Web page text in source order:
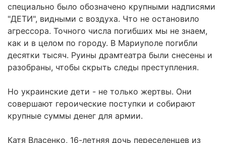
специально было обозначено крупными надписями
"ДЕТИ", видными с воздуха. Что не остановило
агрессора. Точного числа погибших мы не знаем,
как и в целом по городу. В Мариуполе погибли
десятки тысяч. Руины драмтеатра были снесены и
разобраны, чтобы скрыть следы преступления.
Но украинские дети - не только жертвы. Они
совершают героические поступки и собирают
крупные суммы денег для армии.
Катя Власенко, 16-летняя дочь переселенцев из